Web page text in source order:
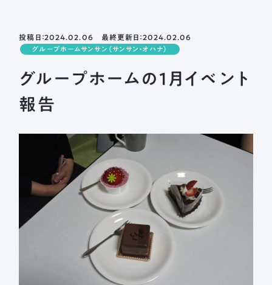
岐阜市超短時間ワーク
応援センター
長森北保育園
メールフォームまたはお電話から、
お気軽にご連絡ください。
法人本部 TEL ： 058-244-0027
受付時間 ： 平日 9:00 ~ 17:00
投稿日：2024.02.06 最終更新日：2024.02.06
グループホームサンサン（サンサン・オハナ）
グループホームの1月イベント
報告